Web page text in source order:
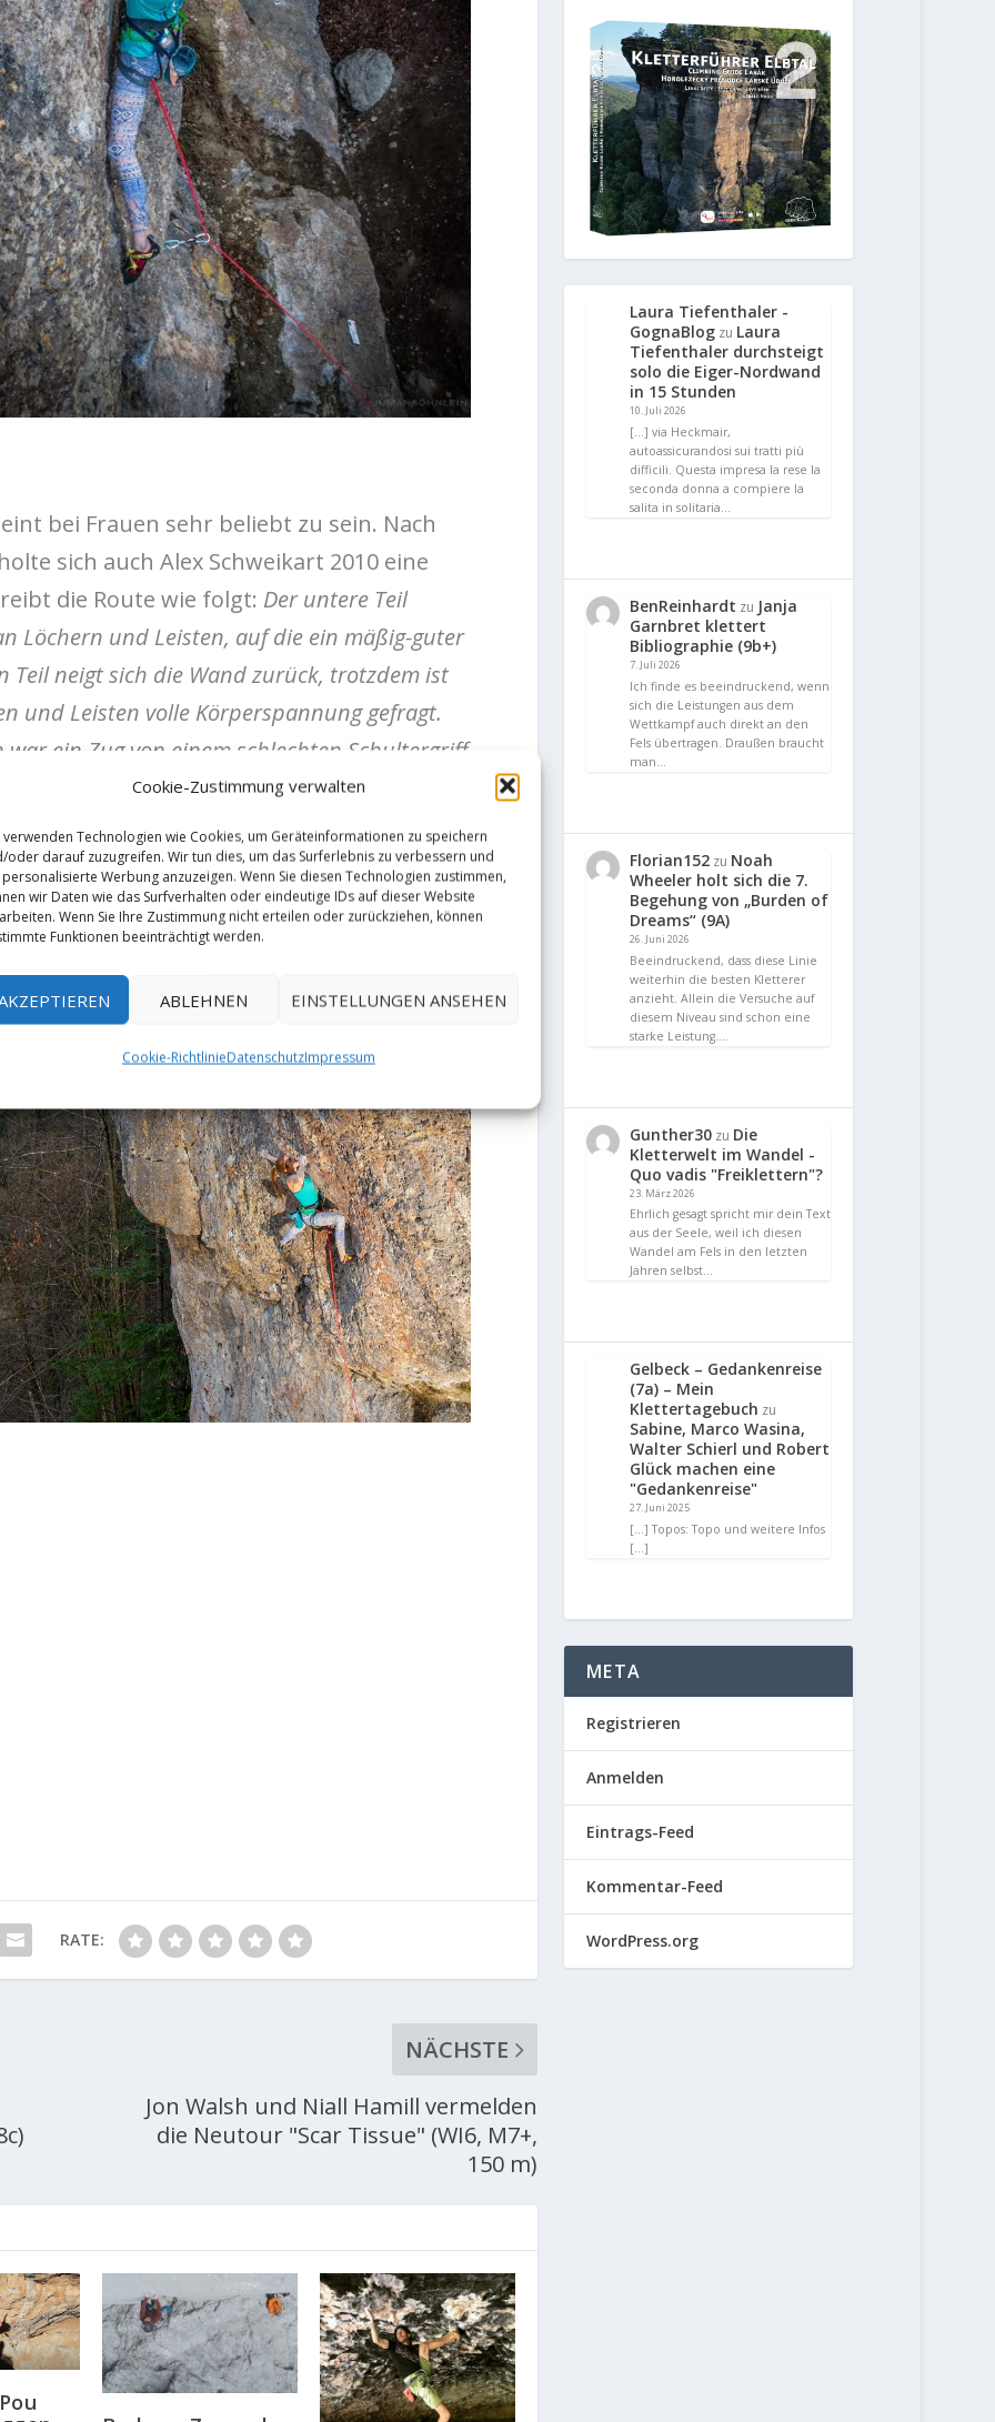
Cookie-Zustimmung verwalten
verwenden Technologien wie Cookies, um Geräteinformationen zu speichern
oder darauf zuzugreifen. Wir tun dies, um das Surferlebnis zu verbessern und
Werbung anzuzeigen. Wenn Sie diesen Technologien zustimmen,
wir Daten wie das Surfverhalten oder eindeutige IDs auf dieser Website
Wenn Sie Ihre Zustimmung nicht erteilen oder zurückziehen, können
Funktionen beeinträchtigt werden.
ABLEHNEN EINSTELLUNGEN ANSEHEN
Cookie-RichtlinieDatenschutzImpressum
bei Frauen sehr beliebt zu sein. Nach
sich auch Alex Schweikart 2010 eine
die Route wie folgt: Der untere Teil
Löchern und Leisten, auf die ein mäßig-guter
Teil neigt sich die Wand zurück, trotzdem ist
und Leisten volle Körperspannung gefragt.
ein Zug von einem schlechten Schultergriff
der Umlenkung.
RATE:
NÄCHSTE
Jon Walsh und Niall Hamill vermelden
die Neutour "Scar Tissue" (WI6, M7+,
150 m)
Laura Tiefenthaler -
GognaBlog zu Laura
Tiefenthaler durchsteigt
solo die Eiger-Nordwand
in 15 Stunden
10. Juli 2026
[…] via Heckmair,
autoassicurandosi sui tratti più
difficili. Questa impresa la rese la
seconda donna a compiere la
salita in solitaria…
BenReinhardt zu Janja
Garnbret klettert
Bibliographie (9b+)
7. Juli 2026
Ich finde es beeindruckend, wenn
sich die Leistungen aus dem
Wettkampf auch direkt an den
Fels übertragen. Draußen braucht
man…
Florian152 zu Noah
Wheeler holt sich die 7.
Begehung von „Burden of
Dreams“ (9A)
26. Juni 2026
Beeindruckend, dass diese Linie
weiterhin die besten Kletterer
anzieht. Allein die Versuche auf
diesem Niveau sind schon eine
starke Leistung.…
Gunther30 zu Die
Kletterwelt im Wandel -
Quo vadis "Freiklettern"?
23. März 2026
Ehrlich gesagt spricht mir dein Text
aus der Seele, weil ich diesen
Wandel am Fels in den letzten
Jahren selbst…
Gelbeck – Gedankenreise
(7a) – Mein
Klettertagebuch zu
Sabine, Marco Wasina,
Walter Schierl und Robert
Glück machen eine
"Gedankenreise"
27. Juni 2025
[…] Topos: Topo und weitere Infos
[…]
META
Registrieren
Anmelden
Eintrags-Feed
Kommentar-Feed
WordPress.org